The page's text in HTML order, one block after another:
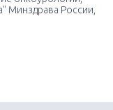
Минздрава России,